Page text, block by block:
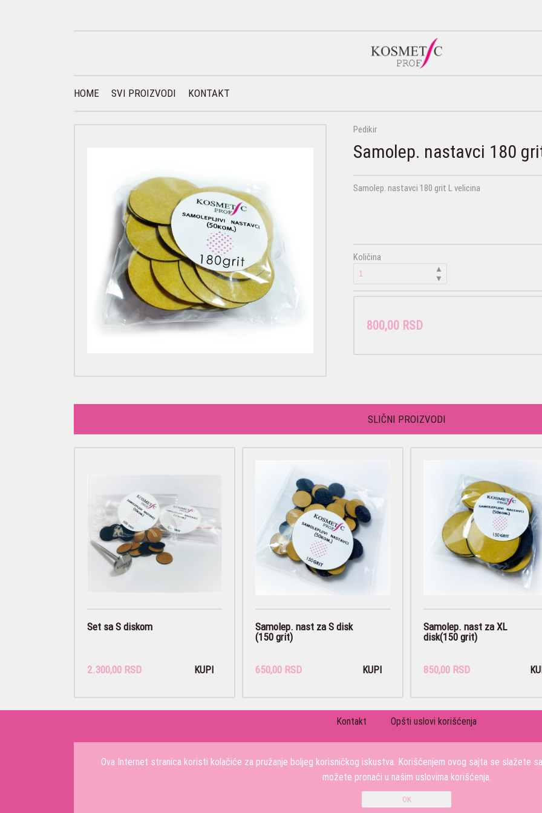
Ova Internet stranica koristi kolačiće za pružanje boljeg korisničkog iskustva. Korišćenjem ovog sajta se slažete
možete pronaći u našim uslovima korišćenja.
HOME SVI PROIZVODI KONTAKT
Pedikir
Samolep. nastavci 180
Samolep. nastavci 180 grit L velicina
Količina
▲
▼
800,00 RSD
SLIČNI PROIZVODI
Set sa S diskom
2.300,00 RSD KUPI
Samolep. nast za S disk
(150 grit)
650,00 RSD KUPI
Samolep. nast za XL
disk(150 grit)
850,00 RSD
Kontakt Opšti uslovi korišćenja
KOSMETIC-PROFI DOO Stojana Protica 48, 11000 BEOGRAD, Srbija
Copyright 2026 KOSMETIC-PROFI DOO Sva prava su zadržana. Powered by